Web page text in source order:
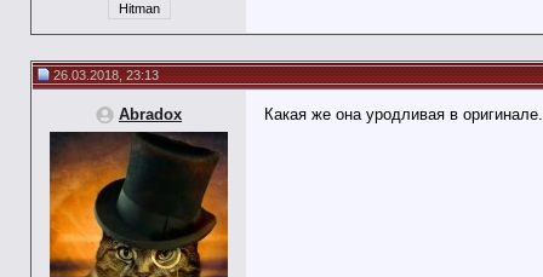
Hitman
26.03.2018, 23:13
Abradox Какая же она уродливая в